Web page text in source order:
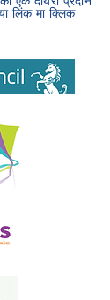
लिंक मा क्लिक